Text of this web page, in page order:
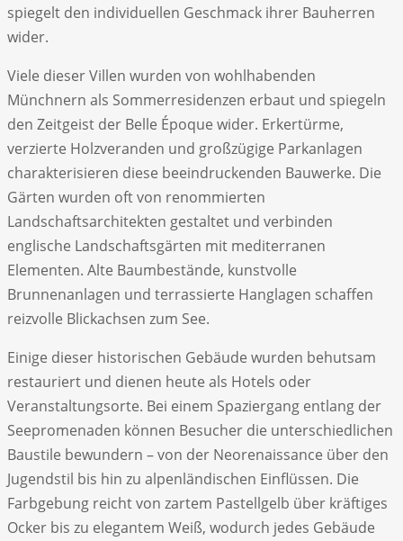
spiegelt den individuellen Geschmack ihrer Bauherren
wider.
Viele dieser Villen wurden von wohlhabenden
Münchnern als Sommerresidenzen erbaut und spiegeln
den Zeitgeist der Belle Époque wider. Erkertürme,
verzierte Holzveranden und großzügige Parkanlagen
charakterisieren diese beeindruckenden Bauwerke. Die
Gärten wurden oft von renommierten
Landschaftsarchitekten gestaltet und verbinden
englische Landschaftsgärten mit mediterranen
Elementen. Alte Baumbestände, kunstvolle
Brunnenanlagen und terrassierte Hanglagen schaffen
reizvolle Blickachsen zum See.
Einige dieser historischen Gebäude wurden behutsam
restauriert und dienen heute als Hotels oder
Veranstaltungsorte. Bei einem Spaziergang entlang der
Seepromenaden können Besucher die unterschiedlichen
Baustile bewundern – von der Neorenaissance über den
Jugendstil bis hin zu alpenländischen Einflüssen. Die
Farbgebung reicht von zartem Pastellgelb über kräftiges
Ocker bis zu elegantem Weiß, wodurch jedes Gebäude